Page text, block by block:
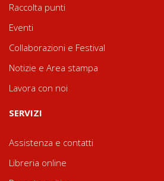
Raccolta punti
Eventi
Collaborazioni e Festival
Notizie e Area stampa
Lavora con noi
SERVIZI
Assistenza e contatti
Libreria online